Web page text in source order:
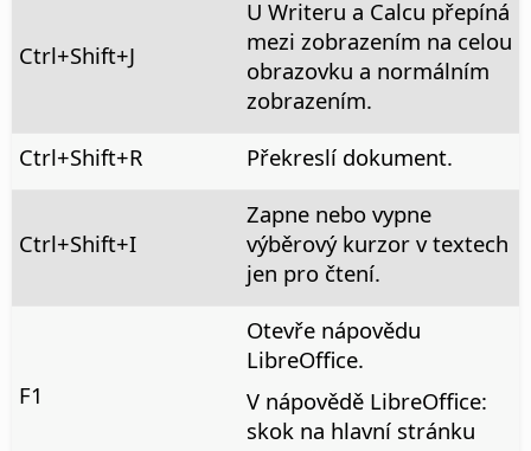
Ctrl+Shift+J
U Writeru a Calcu přepíná
mezi zobrazením na celou
obrazovku a normálním
zobrazením.
Ctrl+Shift+R Překreslí dokument.
Ctrl+Shift+I
Zapne nebo vypne
výběrový kurzor v textech
jen pro čtení.
F1
Otevře nápovědu
LibreOffice.
V nápovědě LibreOffice:
skok na hlavní stránku